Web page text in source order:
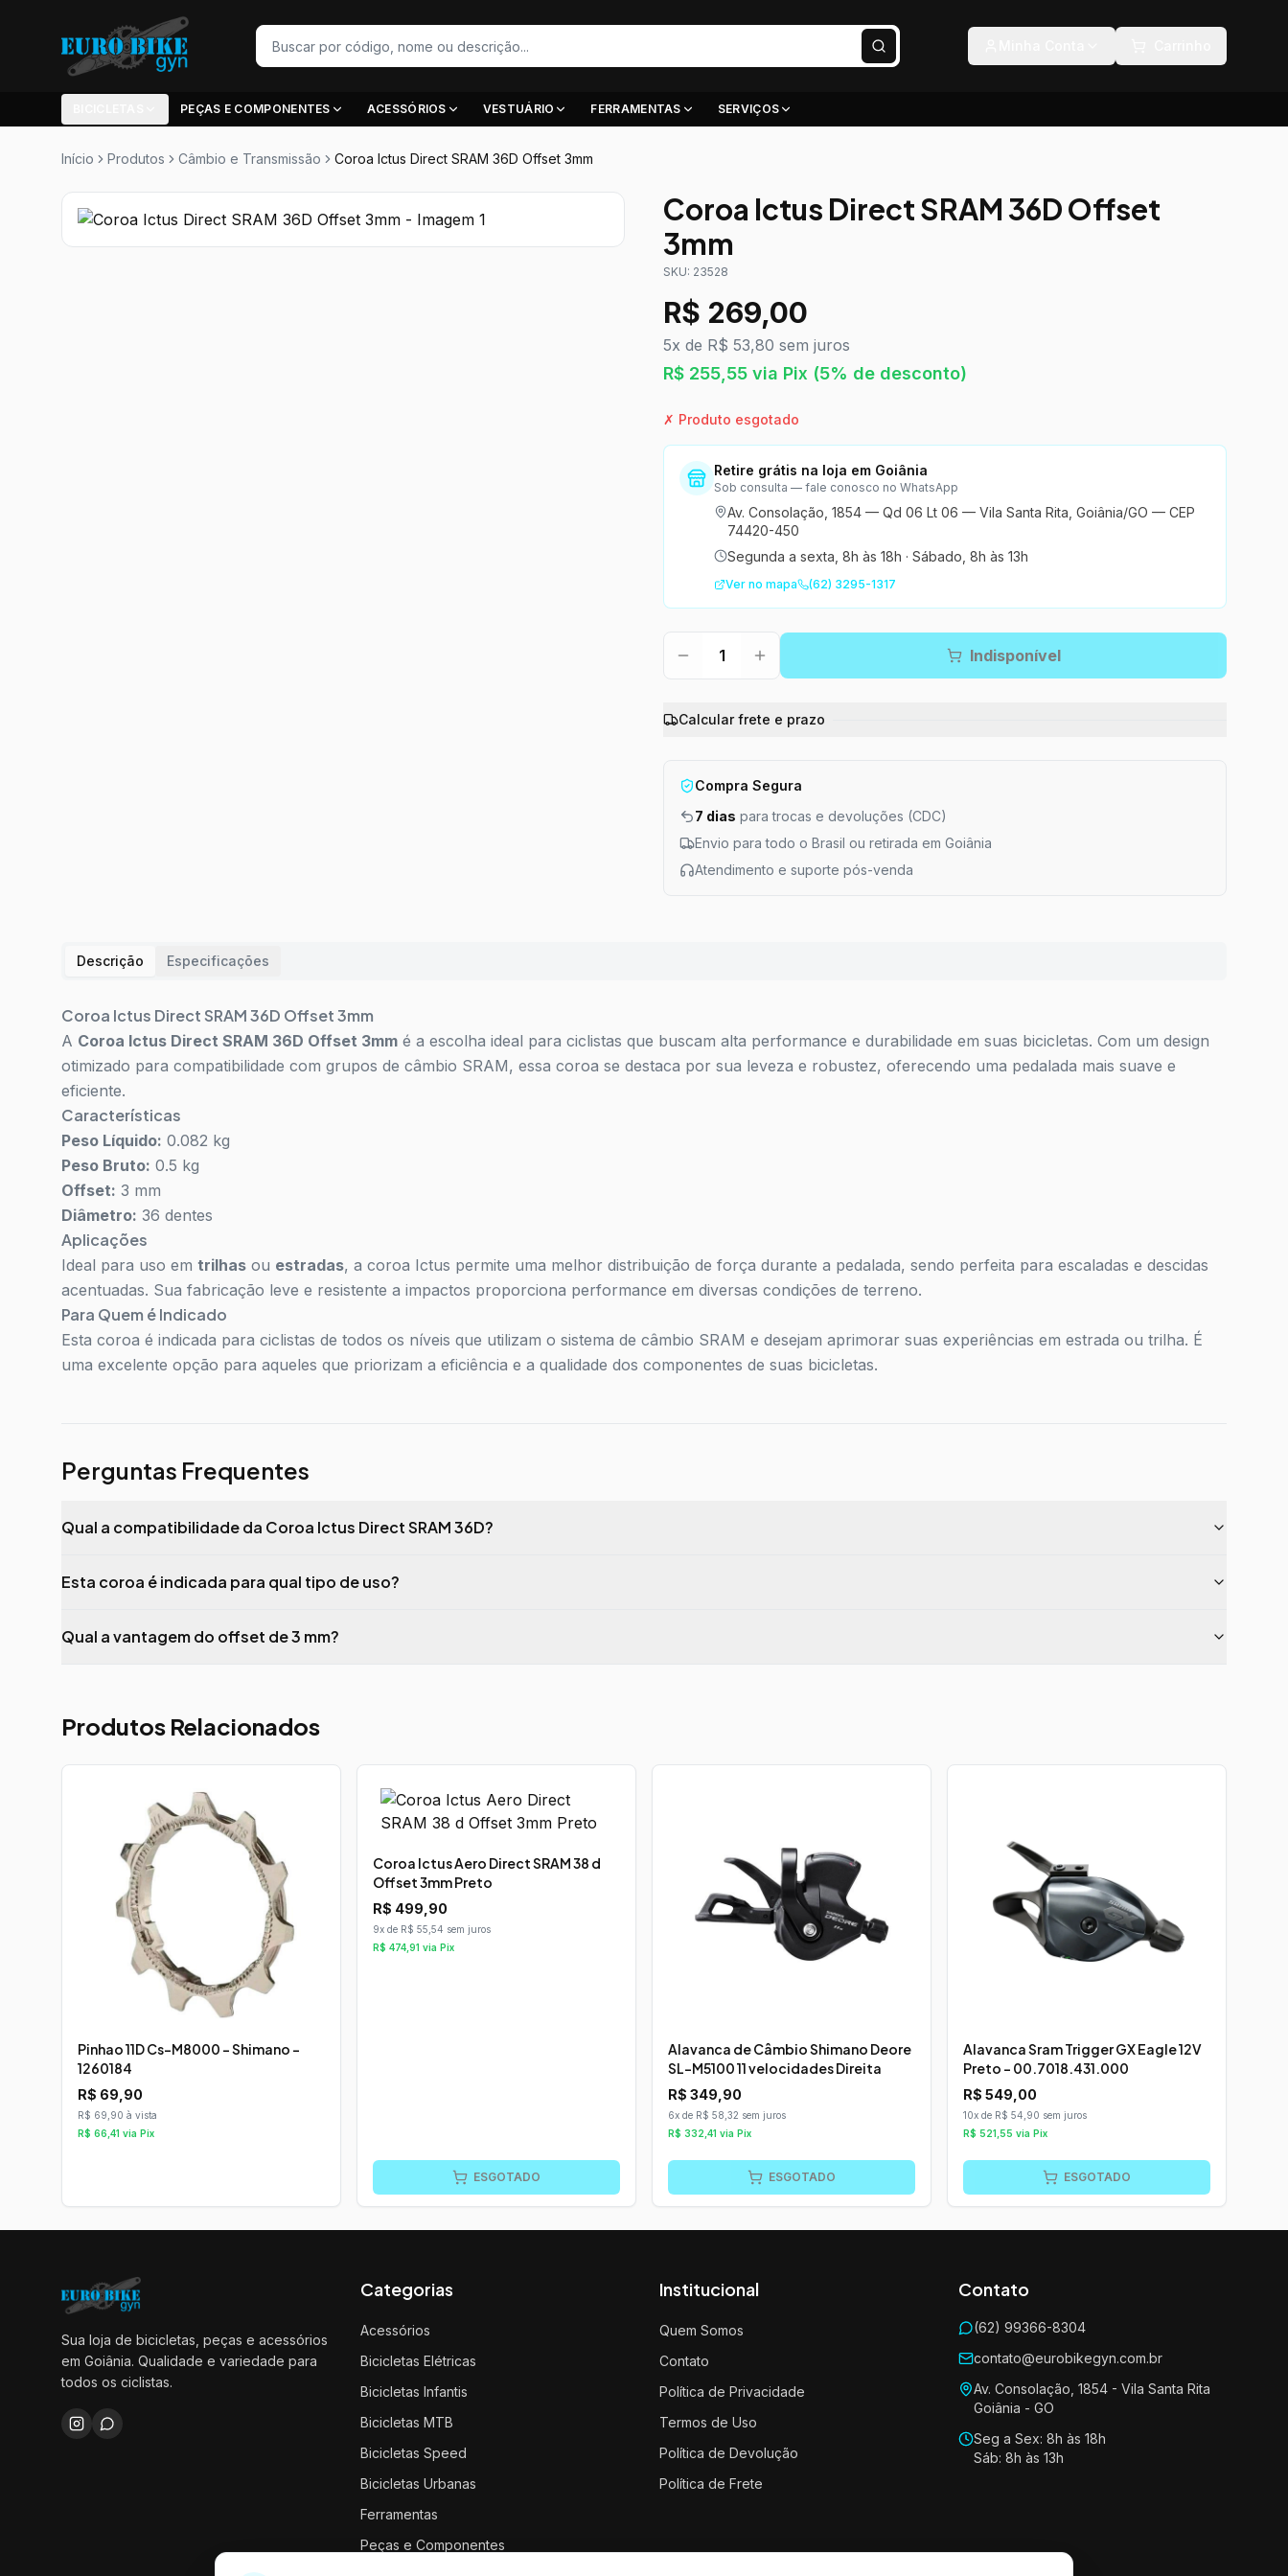
PEÇAS E COMPONENTES ACESSÓRIOS VESTUÁRIO FERRAMENTAS SERVIÇOS
Início Produtos Câmbio e Transmissão Coroa Ictus Direct SRAM 36D Offset 3mm
Coroa Ictus Direct SRAM 36D Offset
3mm
SKU: 23528
R$ 269,00
5x de R$ 53,80 sem juros
R$ 255,55 via Pix (5% de desconto)
✗ Produto esgotado
Retire grátis na loja em Goiânia
Sob consulta — fale conosco no WhatsApp
Av. Consolação, 1854 — Qd 06 Lt 06 — Vila Santa Rita, Goiânia/GO — CEP
74420-450
Segunda a sexta, 8h às 18h · Sábado, 8h às 13h
Ver no mapa (62) 3295-1317
1 Indisponível
Calcular frete e prazo
Compra Segura
7 dias para trocas e devoluções (CDC)
Envio para todo o Brasil ou retirada em Goiânia
Atendimento e suporte pós-venda
Descrição Especificações
Coroa Ictus Direct SRAM 36D Offset 3mm
A Coroa Ictus Direct SRAM 36D Offset 3mm é a escolha ideal para ciclistas que buscam alta performance e durabilidade em suas bicicletas. Com um design
otimizado para compatibilidade com grupos de câmbio SRAM, essa coroa se destaca por sua leveza e robustez, oferecendo uma pedalada mais suave e
eficiente.
Características
Peso Líquido: 0.082 kg
Peso Bruto: 0.5 kg
Offset: 3 mm
Diâmetro: 36 dentes
Aplicações
Ideal para uso em trilhas ou estradas, a coroa Ictus permite uma melhor distribuição de força durante a pedalada, sendo perfeita para escaladas e descidas
acentuadas. Sua fabricação leve e resistente a impactos proporciona performance em diversas condições de terreno.
Para Quem é Indicado
Esta coroa é indicada para ciclistas de todos os níveis que utilizam o sistema de câmbio SRAM e desejam aprimorar suas experiências em estrada ou trilha. É
uma excelente opção para aqueles que priorizam a eficiência e a qualidade dos componentes de suas bicicletas.
Perguntas Frequentes
Qual a compatibilidade da Coroa Ictus Direct SRAM 36D?
Esta coroa é indicada para qual tipo de uso?
Qual a vantagem do offset de 3 mm?
Produtos Relacionados
Pinhao 11D Cs-M8000 - Shimano -
1260184
R$ 69,90
R$ 69,90 à vista
R$ 66,41 via Pix
Coroa Ictus Aero Direct SRAM 38 d
Offset 3mm Preto
R$ 499,90
9x de R$ 55,54 sem juros
R$ 474,91 via Pix
ESGOTADO
Alavanca de Câmbio Shimano Deore
SL-M5100 11 velocidades Direita
R$ 349,90
6x de R$ 58,32 sem juros
R$ 332,41 via Pix
ESGOTADO
Alavanca Sram Trigger GX Eagle 12V
Preto - 00.7018.431.000
R$ 549,00
10x de R$ 54,90 sem juros
R$ 521,55 via Pix
ESGOTADO
Sua loja de bicicletas, peças e acessórios
em Goiânia. Qualidade e variedade para
todos os ciclistas.
Categorias
Acessórios
Bicicletas Elétricas
Bicicletas Infantis
Bicicletas MTB
Bicicletas Speed
Bicicletas Urbanas
Ferramentas
Peças e Componentes
Institucional
Quem Somos
Contato
Política de Privacidade
Termos de Uso
Política de Devolução
Política de Frete
Contato
(62) 99366-8304
contato@eurobikegyn.com.br
Av. Consolação, 1854 - Vila Santa Rita
Goiânia - GO
Seg a Sex: 8h às 18h
Sáb: 8h às 13h